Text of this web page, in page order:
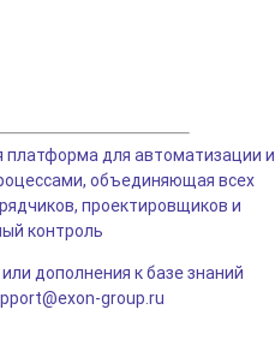
для автоматизации и
объединяющая всех
проектировщиков и
контроль
дополнения к базе знаний
group.ru